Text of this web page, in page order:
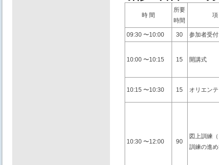
時 間
所要
時間
項
09:30 〜10:00 30 参加者受付
10:00 〜10:15 15 開講式
10:15 〜10:30 15 オリエン
10:30 〜12:00 90
図上訓練
訓練の進